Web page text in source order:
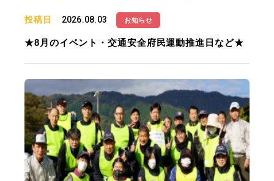
投稿日 2026.08.03 お知らせ
★8月のイベント・交通安全府民運動推進日など★